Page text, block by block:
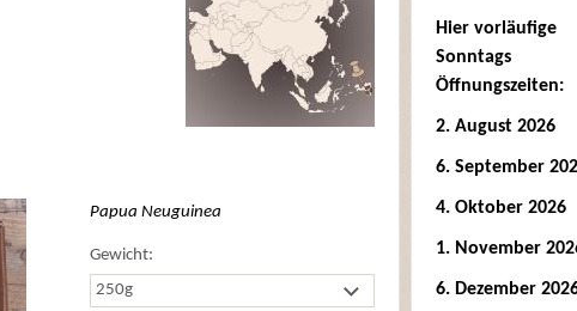
Papua Neuguinea
Gewicht:
Hier vorläufige
Sonntags
Öffnungszeiten:
2. August 2026
6. September
4. Oktober 2026
1. November
6. Dezember